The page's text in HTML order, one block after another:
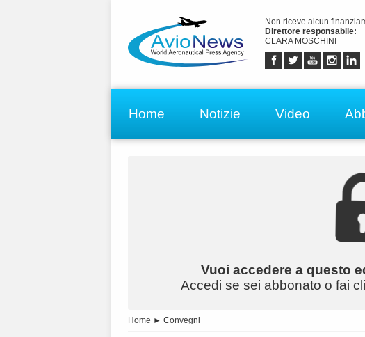
Non riceve alcun
Direttore responsabile:
CLARA MOSCHINI
Home Notizie Video
Vuoi accedere a questo
Accedi se sei abbonato o fai
Home ► Convegni